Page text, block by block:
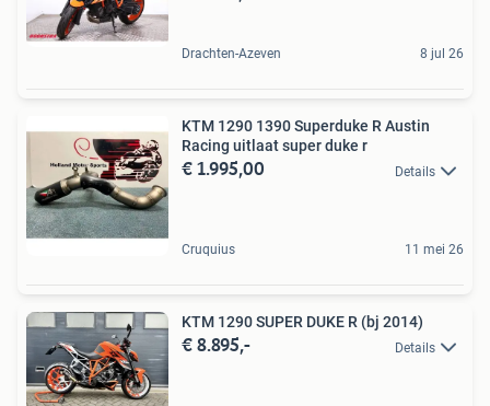
Drachten-Azeven 8 jul 26
KTM 1290 1390 Superduke R Austin
Racing uitlaat super duke r
€ 1.995,00 Details
Cruquius 11 mei 26
KTM 1290 SUPER DUKE R (bj 2014)
€ 8.895,- Details